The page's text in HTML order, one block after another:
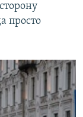
просто